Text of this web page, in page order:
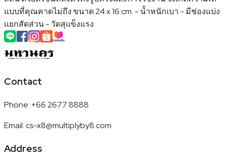
แบบที่คุณคาดไม่ถึง ขนาด 24 x 16 cm. - น้ำหนักเบา - มีช่องแบ่ง
แยกสัดส่วน - วัดสุแข็งแรง
Contact
Phone: +66 2677 8888
Email:cs-x8@multiplyby8.com
Address